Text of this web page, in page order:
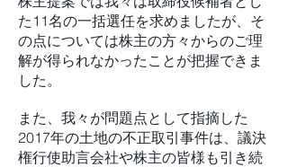
た11名の一括選任を求めましたが、そ
の点については株主の方々からのご理
解が得られなかったことが把握できま
した。
また、我々が問題点として指摘した
2017年の土地の不正取引事件は、議決
権行使助言会社や株主の皆様も引き続